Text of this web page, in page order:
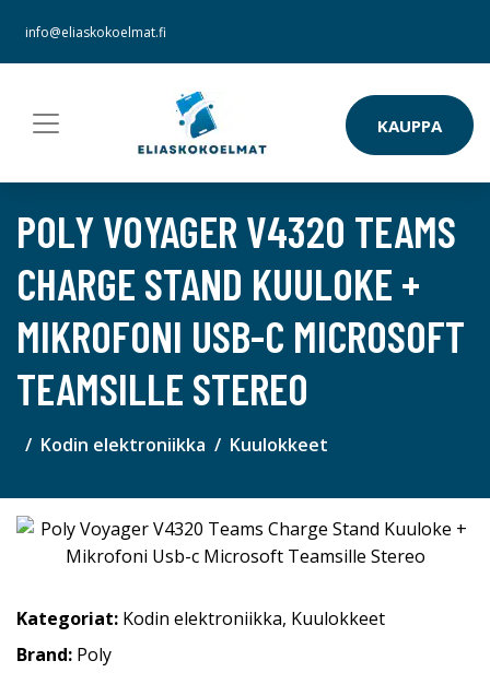
info@eliaskokoelmat.fi
KAUPPA
POLY VOYAGER V4320 TEAMS
CHARGE STAND KUULOKE +
MIKROFONI USB-C MICROSOFT
TEAMSILLE STEREO
Kodin elektroniikka Kuulokkeet
Kategoriat: Kodin elektroniikka, Kuulokkeet
Brand: Poly